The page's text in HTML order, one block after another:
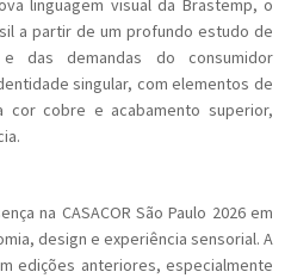
linguagem visual da Brastemp, o
a partir de um profundo estudo de
e das demandas do consumidor
singular, com elementos de
cor cobre e acabamento superior,
na CASACOR São Paulo 2026 em
design e experiência sensorial. A
edições anteriores, especialmente